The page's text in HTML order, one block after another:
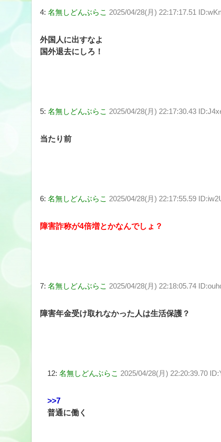
4: 名無しどんぶらこ 2025/04/28(月) 22:17:17.51
外国人に出すなよ
国外退去にしろ！
5: 名無しどんぶらこ 2025/04/28(月) 22:17:30.43
当たり前
6: 名無しどんぶらこ 2025/04/28(月) 22:17:55.59
障害詐称が4倍増とかなんでしょ？
7: 名無しどんぶらこ 2025/04/28(月) 22:18:05.74
障害年金受け取れなかった人は生活保護？
12: 名無しどんぶらこ 2025/04/28(月) 22:20:39.70
>>7
普通に働く